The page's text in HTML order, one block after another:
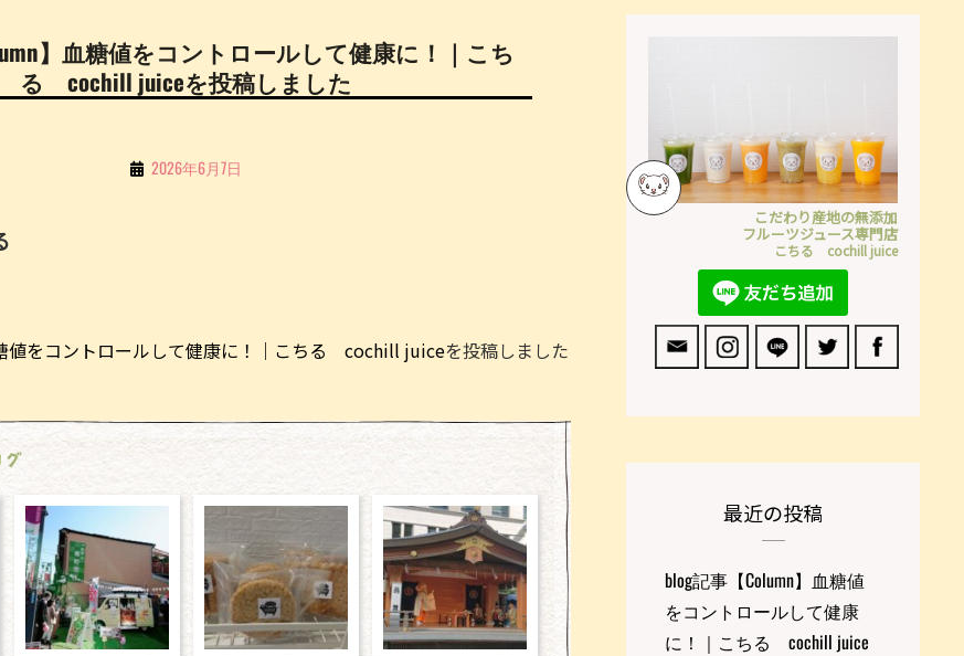
】血糖値をコントロールして健康に！｜こち
る cochill juiceを投稿しました
By 2026年6月7日
値をコントロールして健康に！｜こちる cochill juiceを投稿しました
グ
こだわり産地の無添加
フルーツジュース専門店
こちる cochill juice
最近の投稿
blog記事【Column】血糖値
をコントロールして健康
に！｜こちる cochill juice